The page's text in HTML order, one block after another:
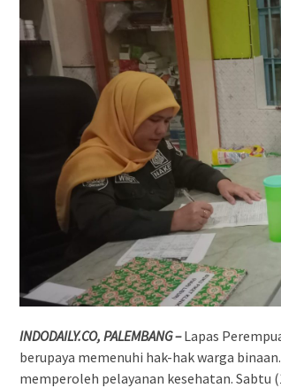
INDODAILY.CO, PALEMBANG – Lapas
berupaya memenuhi hak-hak warga
memperoleh pelayanan kesehatan. Sabtu